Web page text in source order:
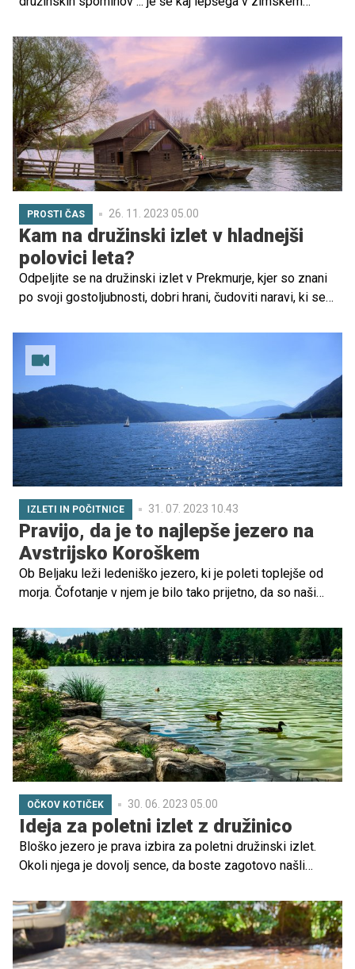
preživljanje prostega časa z otroki po Sloveniji. Pa
poglejmo.
PROSTI ČAS 26. 11. 2023 05.00
Kam na družinski izlet v hladnejši
polovici leta?
Odpeljite se na družinski izlet v Prekmurje, kjer so znani
po svoji gostoljubnosti, dobri hrani, čudoviti naravi, ki se
obdajajo. V tej čudoviti, malo odmaknjeni pokrajini je
vedno veselo in zabavali se bodo tako najmlajši kot tudi
tisti malo starejši.
IZLETI IN POČITNICE 31. 07. 2023 10.43
Pravijo, da je to najlepše jezero na
Avstrijsko Koroškem
Ob Beljaku leži ledeniško jezero, ki je poleti toplejše od
morja. Čofotanje v njem je bilo tako prijetno, da so naši
OČKOV KOTIČEK 30. 06. 2023 05.00
Ideja za poletni izlet z družinico
Bloško jezero je prava izbira za poletni družinski izlet.
Okoli njega je dovolj sence, da boste zagotovo našli
ob igrah s svojimi malčki. Ohladili se boste lahko s
skokom ali spustom po toboganu v ravno prav toplo
jezero. Da pa bo pot do tja in nazaj zanimiva, zabavna in
hkrati tudi poučna, v nadaljevanju preverite naše ideje, s